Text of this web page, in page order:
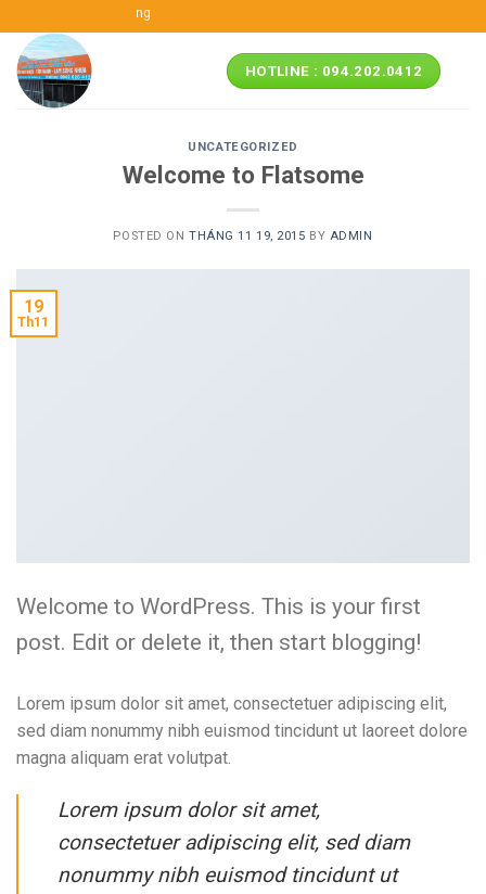
to
content
nhựa ASA/PVC Miền Trung
HOTLINE : 094.202.0412
UNCATEGORIZED
Welcome to Flatsome
POSTED ON THÁNG 11 19, 2015 BY ADMIN
19
Th11
Welcome to WordPress. This is your first
post. Edit or delete it, then start blogging!
Lorem ipsum dolor sit amet, consectetuer adipiscing elit,
sed diam nonummy nibh euismod tincidunt ut laoreet dolore
magna aliquam erat volutpat.
Lorem ipsum dolor sit amet,
consectetuer adipiscing elit, sed diam
nonummy nibh euismod tincidunt ut